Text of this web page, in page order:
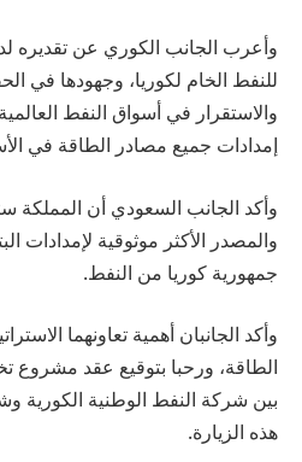
وأعرب الجانب الكوري عن تقديره
للنفط الخام لكوريا، وجهودها في
والاستقرار في أسواق النفط
إمدادات جميع مصادر الطاقة في
وأكد الجانب السعودي أن المملكة
والمصدر الأكثر موثوقية لإمدادات
جمهورية كوريا من النفط.
وأكد الجانبان أهمية تعاونهما
الطاقة، ورحبا بتوقيع عقد مشروع
بين شركة النفط الوطنية الكورية
هذه الزيارة.